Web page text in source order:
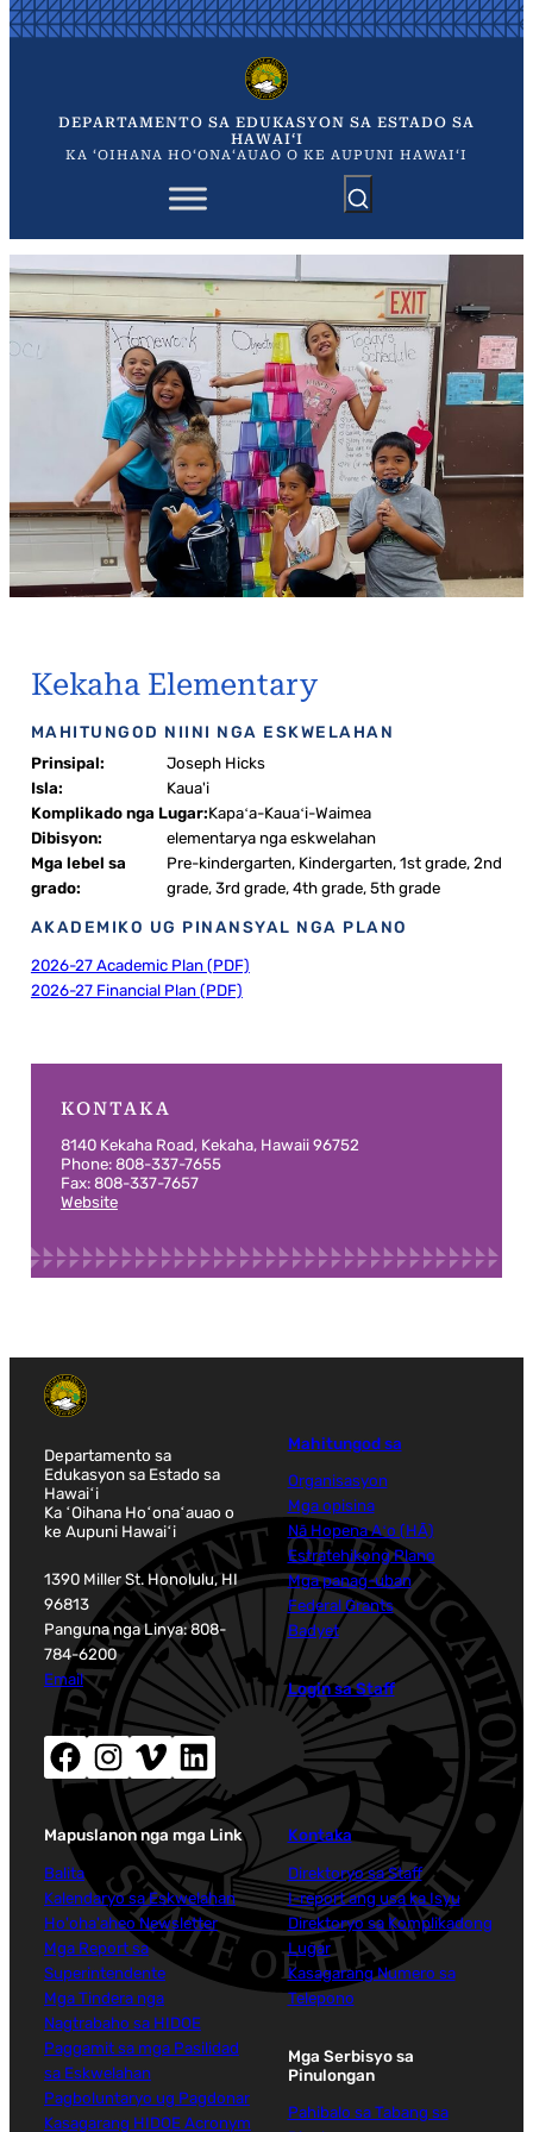
Skip
to
DEPARTAMENTO SA EDUKASYON SA ESTADO SA
HAWAIʻI
KA ʻOIHANA HOʻONAʻAUAO O KE AUPUNI HAWAIʻI
Kekaha Elementary
MAHITUNGOD NIINI NGA ESKWELAHAN
Prinsipal:
Joseph Hicks
Isla:
Kaua'i
Komplikado nga Lugar:Kapaʻa-Kauaʻi-Waimea
Dibisyon:
elementarya nga eskwelahan
Mga lebel sa
grado:
Pre-kindergarten, Kindergarten, 1st grade, 2nd
grade, 3rd grade, 4th grade, 5th grade
AKADEMIKO UG PINANSYAL NGA PLANO
2026-27 Academic Plan (PDF)
2026-27 Financial Plan (PDF)
KONTAKA
8140 Kekaha Road, Kekaha, Hawaii 96752
Phone: 808-337-7655
Fax: 808-337-7657
Website
Departamento sa
Edukasyon sa Estado sa
Hawaiʻi
Ka ʻOihana Hoʻonaʻauao o
ke Aupuni Hawaiʻi
1390 Miller St. Honolulu, HI
96813
Panguna nga Linya: 808-
784-6200
Email
Facebook (nag-abli sa bag-ong bintana)
Instagram (nag-abli sa bag-ong bintana)
Vimeo (nag-abli sa bag-ong bintana)
LinkedIn (nag-abli sa bag-ong bintana)
Mahitungod sa
Organisasyon
Mga opisina
Nā Hopena Aʻo (HĀ)
Estratehikong Plano
Mga panag-uban
Federal Grants
Badyet
Login sa Staff
Mapuslanon nga mga Link
Balita
Kalendaryo sa Eskwelahan
Ho'oha'aheo Newsletter
Mga Report sa
Superintendente
Mga Tindera nga
Nagtrabaho sa HIDOE
Paggamit sa mga Pasilidad
sa Eskwelahan
Pagboluntaryo ug Pagdonar
Kasagarang HIDOE Acronym
Kontaka
Direktoryo sa Staff
I-report ang usa ka Isyu
Direktoryo sa Komplikadong
Lugar
Kasagarang Numero sa
Telepono
Mga Serbisyo sa
Pinulongan
Pahibalo sa Tabang sa